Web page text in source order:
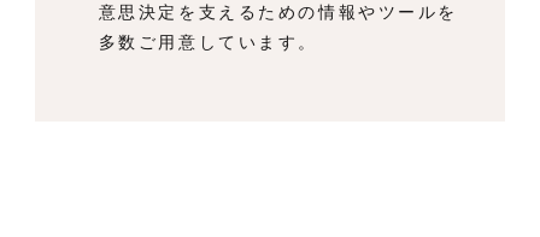
意思決定を支えるための情報やツールを
多数ご用意しています。